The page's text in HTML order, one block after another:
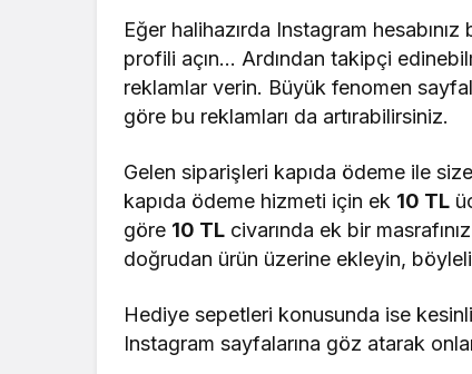
Eğer halihazırda Instagram
profili açın… Ardından takipçi
reklamlar verin. Büyük fenomen
göre bu reklamları da artırabilirsiniz.
Gelen siparişleri kapıda ödeme ile
kapıda ödeme hizmeti için ek 10 TL
göre 10 TL civarında ek bir
doğrudan ürün üzerine ekleyin,
Hediye sepetleri konusunda ise
Instagram sayfalarına göz atarak